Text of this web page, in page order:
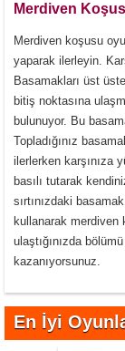
Merdiven
Merdiven koşusu
yaparak ilerleyin.
Basamakları üst
bitiş noktasına
bulunuyor. Bu
Topladığınız
ilerlerken karşınıza
basılı tutarak
sırtınızdaki
kullanarak merdiven
ulaştığınızda
kazanıyorsunuz.
En İyi